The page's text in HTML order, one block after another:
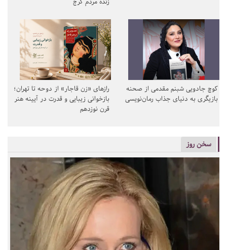
کوچ جادویی شبنم مقدمی از صحنه
بازیگری به دنیای جذاب رمان‌نویسی
رازهای «زن قاجار» از دوحه تا تهران؛
بازخوانی زیبایی و قدرت در آیینه هنر
قرن نوزدهم
سخن روز